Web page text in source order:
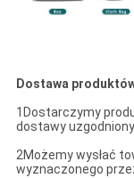
Dostawa
1Dostarczymy
dostawy
2Możemy wysłać
wyznaczonego